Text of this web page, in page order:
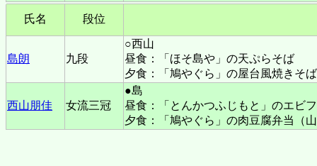
氏名 段位
島朗 九段
○西山
昼食：「ほそ島や」の天ぷらそば
夕食：「鳩やぐら」の屋台風焼きそ
西山朋佳 女流三冠
●島
昼食：「とんかつふじもと」のエビ
夕食：「鳩やぐら」の肉豆腐弁当（